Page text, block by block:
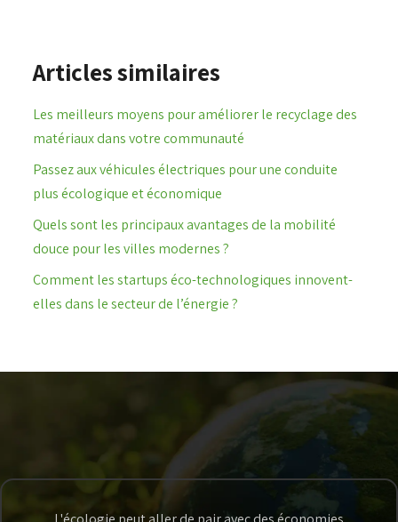
Articles similaires
Les meilleurs moyens pour améliorer le recyclage des
matériaux dans votre communauté
Passez aux véhicules électriques pour une conduite
plus écologique et économique
Quels sont les principaux avantages de la mobilité
douce pour les villes modernes ?
Comment les startups éco-technologiques innovent-
elles dans le secteur de l’énergie ?